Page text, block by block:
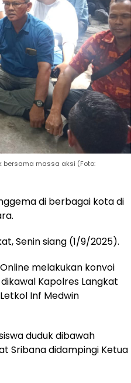
bersama massa aksi (Foto:
di berbagai kota di
Senin siang (1/9/2025).
melakukan konvoi
Kapolres Langkat
Inf Medwin
duduk dibawah
Sribana didampingi Ketua